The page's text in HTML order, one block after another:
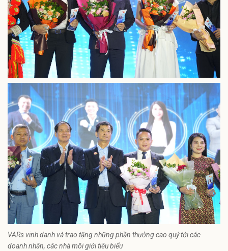
VARs vinh danh và trao tặng những phần thưởng cao quý tới các
doanh nhân, các nhà môi giới tiêu biểu